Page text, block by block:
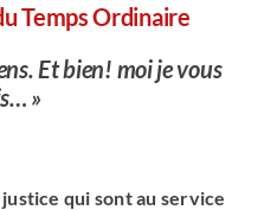
Temps Ordinaire
Et bien! moi je vous
»
qui sont au service